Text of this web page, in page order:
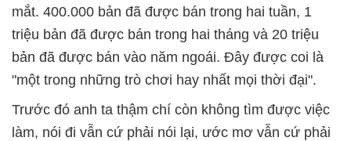
mắt. 400.000 bản đã được bán trong hai tuần, 1
triệu bản đã được bán trong hai tháng và 20 triệu
bản đã được bán vào năm ngoái. Đây được coi là
"một trong những trò chơi hay nhất mọi thời đại".
Trước đó anh ta thậm chí còn không tìm được việc
làm, nói đi vẫn cứ phải nói lại, ước mơ vẫn cứ phải